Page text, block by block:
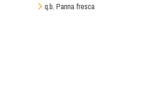
q.b. Panna fresca